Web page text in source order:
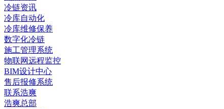
冷链资讯
冷库自动化
冷库维修保养
数字化冷链
施工管理系统
物联网远程监控
BIM设计中心
售后报修系统
联系浩爽
浩爽总部